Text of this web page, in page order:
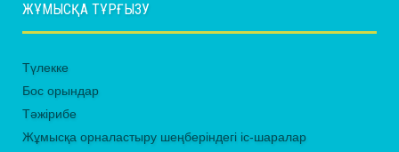
ЖҰМЫСҚА ТҰРҒЫЗУ
Түлекке
Бос орындар
Тәжірибе
Жұмысқа орналастыру шеңберіндегі іс-шаралар